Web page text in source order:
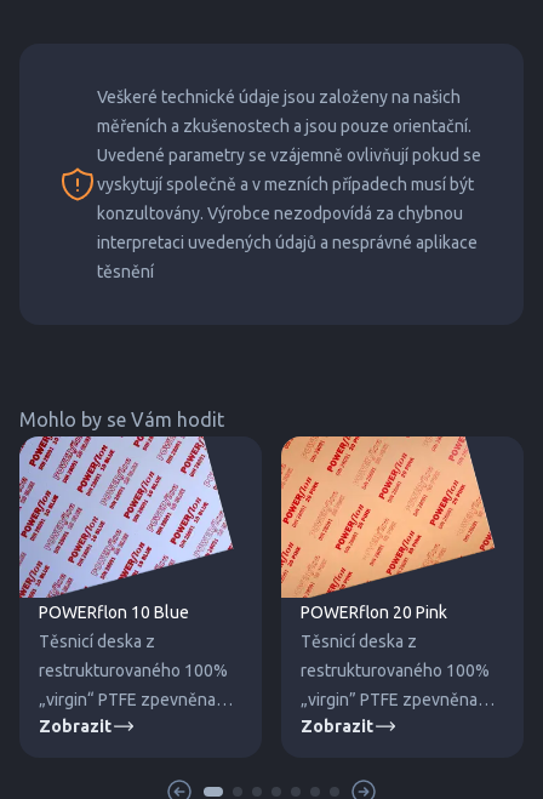
Veškeré technické údaje jsou založeny na našich
měřeních a zkušenostech a jsou pouze orientační.
Uvedené parametry se vzájemně ovlivňují pokud se
vyskytují společně a v mezních případech musí být
konzultovány. Výrobce nezodpovídá za chybnou
interpretaci uvedených údajů a nesprávné aplikace
těsnění
Mohlo by se Vám hodit
POWERflon 10 Blue
Těsnicí deska z
restrukturovaného 100%
„virgin“ PTFE zpevněna
dutými skleněnými
Zobrazit
POWERflon 20 Pink
Těsnicí deska z
restrukturovaného 100%
„virgin” PTFE zpevněna
křemičitým plnivem proti
vysoké tlaky a teploty.
Zobrazit